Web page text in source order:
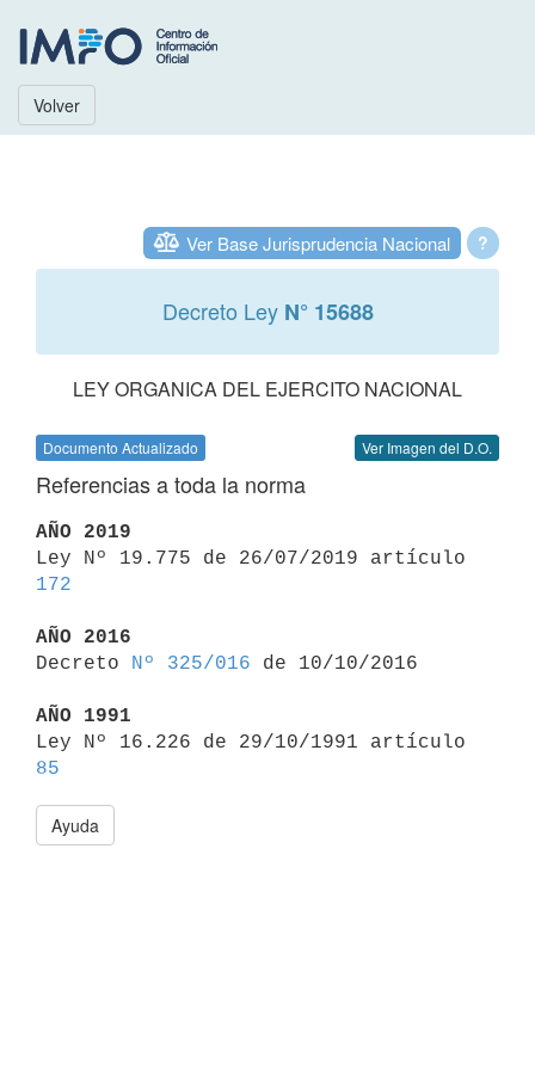
Volver
?
Ver Base Jurisprudencia Nacional
Decreto Ley N° 15688
LEY ORGANICA DEL EJERCITO NACIONAL
Documento Actualizado Ver Imagen del D.O.
Referencias a toda la norma
AÑO 2019
172
AÑO 2016
Decreto
Nº 325/016 de 10/10/2016
AÑO 1991
85
Ayuda